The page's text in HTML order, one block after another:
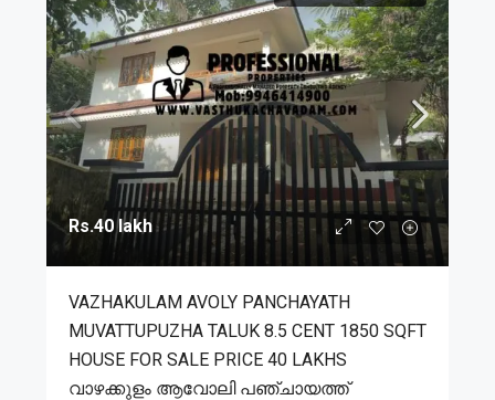
Rs.40 lakh
VAZHAKULAM AVOLY PANCHAYATH
MUVATTUPUZHA TALUK 8.5 CENT 1850 SQFT
HOUSE FOR SALE PRICE 40 LAKHS
വാഴക്കുളം ആവോലി പഞ്ചായത്ത്